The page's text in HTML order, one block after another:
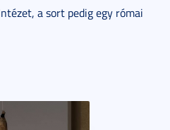
a sort pedig egy római